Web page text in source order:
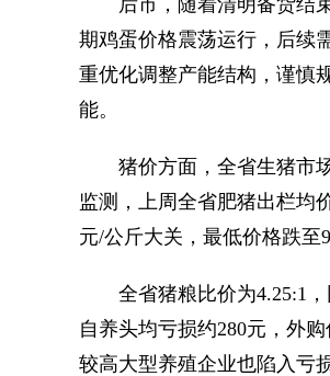
后市，随着清明备货结束
期鸡蛋价格震荡运行，后续
重优化调整产能结构，谨慎
能。
猪价方面，全省生猪市场
监测，上周全省肥猪出栏均
元/公斤大关，最低价格跌至
全省猪粮比价为4.25:1，
自养头均亏损约280元，外
较高大型养殖企业也陷入亏